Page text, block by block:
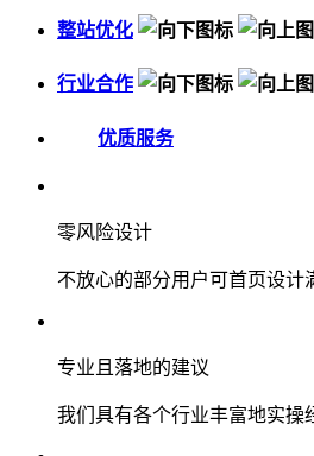
整站优化
行业合作
优质服务
零风险设计
不放心的部分用户可首页设计
专业且落地的建议
我们具有各个行业丰富地实操